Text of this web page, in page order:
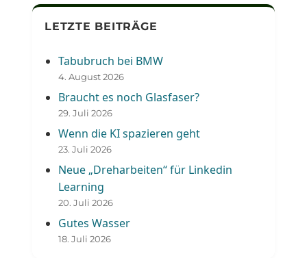
LETZTE BEITRÄGE
Tabubruch bei BMW
4. August 2026
Braucht es noch Glasfaser?
29. Juli 2026
Wenn die KI spazieren geht
23. Juli 2026
Neue „Dreharbeiten“ für Linkedin
Learning
20. Juli 2026
Gutes Wasser
18. Juli 2026